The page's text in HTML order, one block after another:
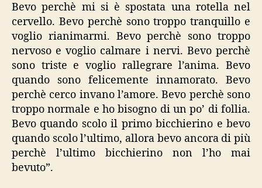
Bevo perchè mi si è spostata una rotella nel
cervello. Bevo perchè sono troppo tranquillo e
voglio rianimarmi. Bevo perchè sono troppo
nervoso e voglio calmare i nervi. Bevo perchè
sono triste e voglio rallegrare l’anima. Bevo
quando sono felicemente innamorato. Bevo
perchè cerco invano l’amore. Bevo perchè sono
troppo normale e ho bisogno di un po’ di follia.
Bevo quando scolo il primo bicchierino e bevo
quando scolo l’ultimo, allora bevo ancora di più
perchè l’ultimo bicchierino non l’ho mai
bevuto”.